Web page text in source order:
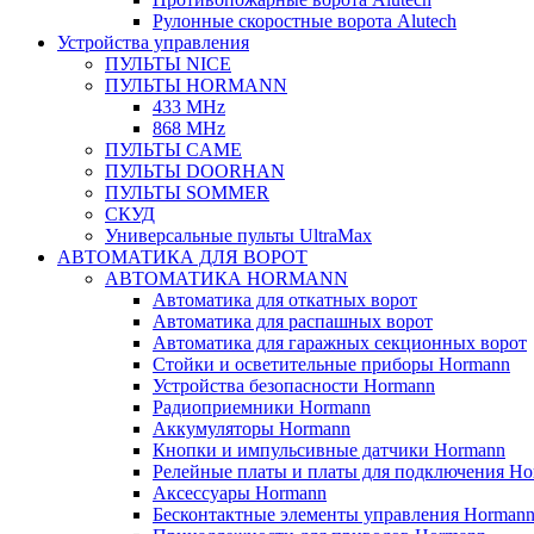
Рулонные скоростные ворота Alutech
Устройства управления
ПУЛЬТЫ NICE
ПУЛЬТЫ HORMANN
433 MHz
868 MHz
ПУЛЬТЫ CAME
ПУЛЬТЫ DOORHAN
ПУЛЬТЫ SOMMER
СКУД
Универсальные пульты UltraMax
АВТОМАТИКА ДЛЯ ВОРОТ
АВТОМАТИКА HORMANN
Автоматика для откатных ворот
Автоматика для распашных ворот
Автоматика для гаражных секционных ворот
Стойки и осветительные приборы Hormann
Устройства безопасности Hormann
Радиоприемники Hormann
Аккумуляторы Hormann
Кнопки и импульсивные датчики Hormann
Релейные платы и платы для подключения
Аксессуары Hormann
Бесконтактные элементы управления Hormann